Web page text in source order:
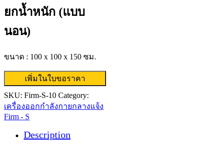
ยกน้ำหนัก (แบบ
นอน)
ขนาด : 100 x 100 x 150 ซม.
เพิ่มในใบขอราคา
SKU: Firm-S-10 Category:
เครื่องออกกำลังกายกลางแจ้ง
Firm - S
Description